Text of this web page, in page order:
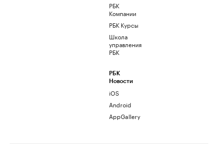
РБК
Компании
РБК Курсы
Школа
управления
РБК
РБК
Новости
iOS
Android
AppGallery